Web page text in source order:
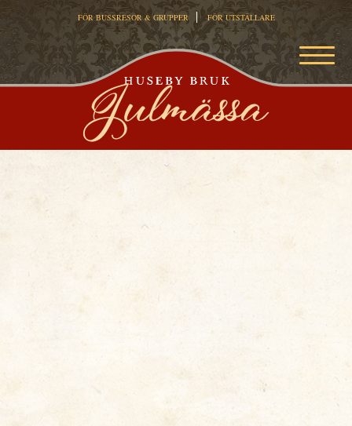
FÖR BUSSRESOR & GRUPPER FÖR UTSTÄLLARE